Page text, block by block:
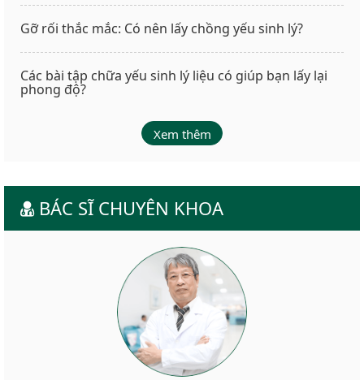
Gỡ rối thắc mắc: Có nên lấy chồng yếu sinh lý?
Các bài tập chữa yếu sinh lý liệu có giúp bạn lấy lại
phong độ?
Xem thêm
BÁC SĨ CHUYÊN KHOA